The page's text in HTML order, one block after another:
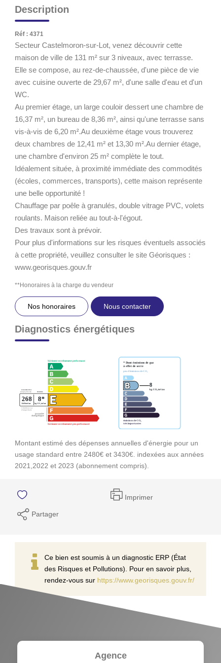
Description
Réf : 4371
Secteur Castelmoron-sur-Lot, venez découvrir cette
maison de ville de 131 m² sur 3 niveaux, avec terrasse.
Elle se compose, au rez-de-chaussée, d'une pièce de vie
avec cuisine ouverte de 29,67 m², d'une salle d'eau et d'un
WC.
Au premier étage, un large couloir dessert une chambre de
16,37 m², un bureau de 8,36 m², ainsi qu'une terrasse sans
vis-à-vis de 6,20 m².Au deuxième étage vous trouverez
deux chambres de 12,41 m² et 13,30 m².Au dernier étage,
une chambre d'environ 25 m² complète le tout.
Idéalement située, à proximité immédiate des commodités
(écoles, commerces, transports), cette maison représente
une belle opportunité !
Chauffage par poêle à granulés, double vitrage PVC, volets
roulants. Maison reliée au tout-à-l'égout.
Des travaux sont à prévoir.
Pour plus d'informations sur les risques éventuels associés
à cette propriété, veuillez consulter le site Géorisques :
www.georisques.gouv.fr
**Honoraires à la charge du vendeur
Nos honoraires Nous contacter
Diagnostics énergétiques
Montant estimé des dépenses annuelles d'énergie pour un
usage standard entre 2480€ et 3430€. indexées aux années
2021,2022 et 2023 (abonnement compris).
Imprimer
Partager
Ce bien est soumis à un diagnostic ERP (État
des Risques et Pollutions). Pour en savoir plus,
rendez-vous sur https://www.georisques.gouv.fr/
Agence